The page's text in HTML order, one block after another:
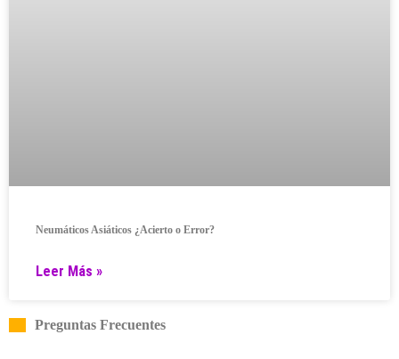
Neumáticos Asiáticos ¿Acierto o Error?
Leer Más »
Preguntas Frecuentes